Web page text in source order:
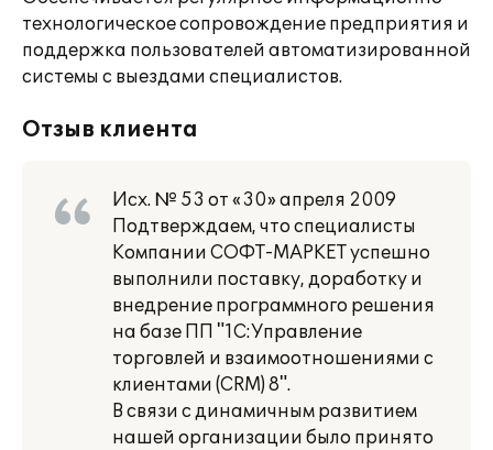
технологическое сопровождение предприятия и
поддержка пользователей автоматизированной
системы с выездами специалистов.
Отзыв клиента
Исх. № 53 от «30» апреля 2009
Подтверждаем, что специалисты
Компании СОФТ-МАРКЕТ успешно
выполнили поставку, доработку и
внедрение программного решения
на базе ПП "1С:Управление
торговлей и взаимоотношениями с
клиентами (CRM) 8".
В связи с динамичным развитием
нашей организации было принято